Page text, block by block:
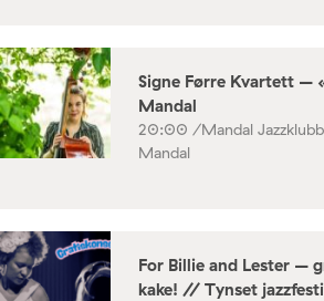
Signe Førre Kvartett –
Mandal
20:00 /Mandal
Mandal
For Billie and Lester –
kake! // Tynset